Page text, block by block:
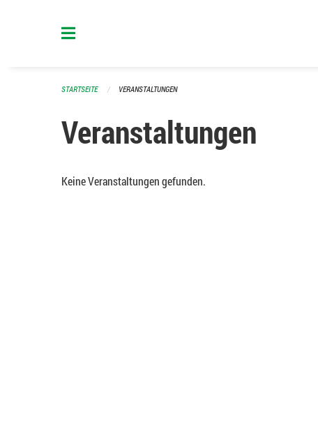
STARTSEITE VERANSTALTUNGEN
Veranstaltungen
Keine Veranstaltungen gefunden.